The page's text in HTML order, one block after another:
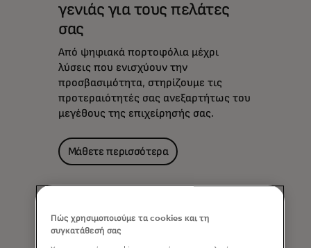
γενιάς για τους πελάτες
σας
Από ψηφιακά πορτοφόλια μέχρι
λύσεις που ενισχύουν την
προσβασιμότητα, στηρίζουμε τις
προτεραιότητές σας ανεξαρτήτως του
μεγέθους της επιχείρησής σας.
Μάθετε περισσότερα
Πώς χρησιμοποιούμε τα cookies και τη
συγκατάθεσή σας